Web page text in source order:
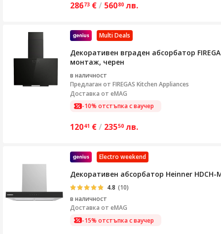
28673 €/ 56080 лв.
Multi Deals
Декоративен вграден абсорбатор
монтаж, черен
в наличност
Предлаган от FIREGAS Kitchen Appliances
Доставка от eMAG
-10% отстъпка с ваучер
12041 €/ 23550 лв.
Electro weekend
Декоративен абсорбатор Heinner
4.8 (10)
в наличност
Доставка от eMAG
-15% отстъпка с ваучер